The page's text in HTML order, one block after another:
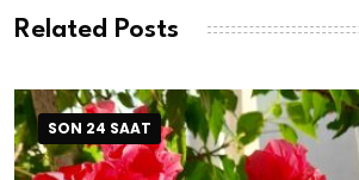
Related Posts
SON 24 SAAT